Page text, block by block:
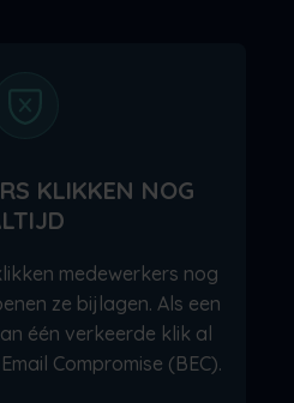
KLIKKEN NOG
medewerkers nog
ze bijlagen. Als een
één verkeerde klik al
Compromise (BEC).